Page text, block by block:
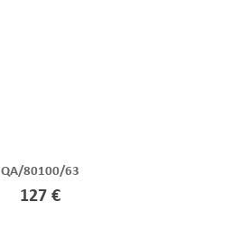
QA/80100/63
127 €